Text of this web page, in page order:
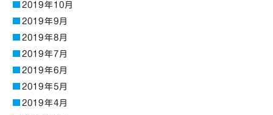
2019年10月
2019年9月
2019年8月
2019年7月
2019年6月
2019年5月
2019年4月